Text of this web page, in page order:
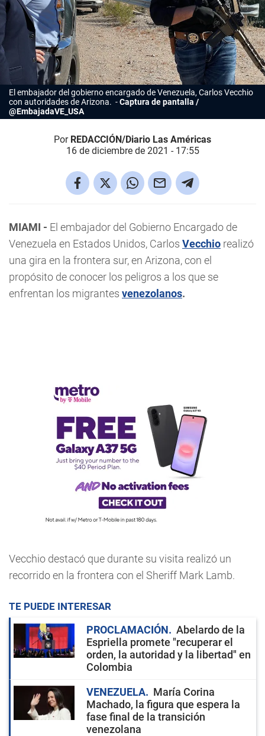
El embajador del gobierno encargado de Venezuela, Carlos Vecchio
con autoridades de Arizona.
Captura de pantalla /
@EmbajadaVE_USA
Por REDACCIÓN/Diario Las Américas
16 de diciembre de 2021 - 17:55
MIAMI - El embajador del Gobierno Encargado de
Venezuela en Estados Unidos, Carlos Vecchio realizó
una gira en la frontera sur, en Arizona, con el
propósito de conocer los peligros a los que se
enfrentan los migrantes venezolanos.
Vecchio destacó que durante su visita realizó un
recorrido en la frontera con el Sheriff Mark Lamb.
TE PUEDE INTERESAR
PROCLAMACIÓN
Abelardo de la
Espriella promete "recuperar el
orden, la autoridad y la libertad" en
Colombia
VENEZUELA
María Corina
Machado, la figura que espera la
fase final de la transición
venezolana